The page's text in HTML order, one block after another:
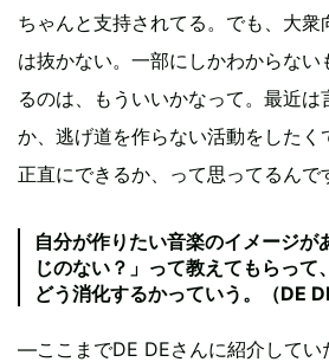
ちゃんと支持されてる。でも、大
は抜かない。一部にしかわからな
るのは、もういいかなって。最近は
か、逃げ道を作らない活動をしたく
正直にできるか、って思ってるんで
自分が作りたい音楽のイメージが
じのない？」って教えてもらって
どう消化するかっていう。（DE
―ここまでDE DEさんに紹介してい